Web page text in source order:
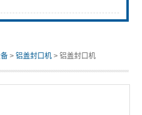
>铝盖封口机 > 铝盖封口机